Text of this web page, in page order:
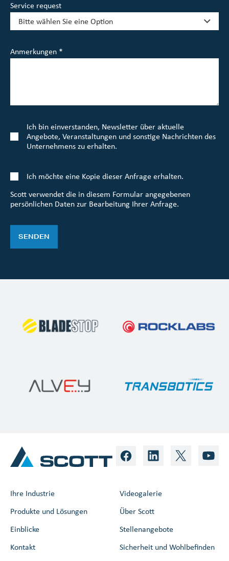
Service request
Anmerkungen *
Ich bin einverstanden, Newsletter über aktuelle
Angebote, Veranstaltungen und sonstige Nachrichten des
Unternehmens zu erhalten.
Ich möchte eine Kopie dieser Anfrage erhalten.
Scott verwendet die in diesem Formular angegebenen
persönlichen Daten zur Bearbeitung Ihrer Anfrage.
SENDEN
Ihre Industrie
Produkte und Lösungen
Einblicke
Kontakt
Videogalerie
Über Scott
Stellenangebote
Sicherheit und Wohlbefinden